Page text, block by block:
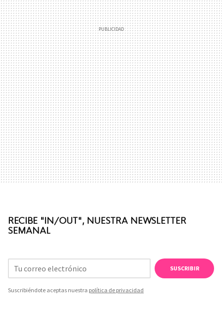
RECIBE "IN/OUT", NUESTRA NEWSLETTER
SEMANAL
SUSCRIBIR
Suscribiéndote aceptas nuestra política de privacidad